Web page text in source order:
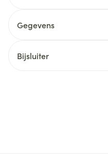
Gegevens
Bijsluiter